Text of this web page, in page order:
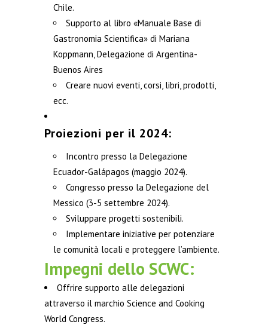
Chile.
Supporto al libro «Manuale Base di
Gastronomia Scientifica» di Mariana
Koppmann, Delegazione di Argentina-
Buenos Aires
Creare nuovi eventi, corsi, libri, prodotti,
ecc.
Proiezioni per il 2024:
Incontro presso la Delegazione
Ecuador-Galápagos (maggio 2024).
Congresso presso la Delegazione del
Messico (3-5 settembre 2024).
Sviluppare progetti sostenibili.
Implementare iniziative per potenziare
le comunità locali e proteggere l’ambiente.
Impegni dello SCWC:
Offrire supporto alle delegazioni
attraverso il marchio Science and Cooking
World Congress.